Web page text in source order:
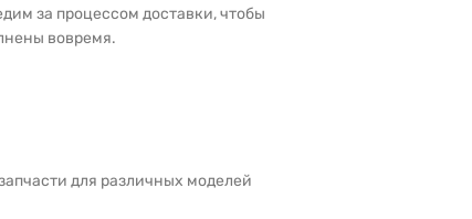
за процессом доставки, чтобы
вовремя.
для различных моделей